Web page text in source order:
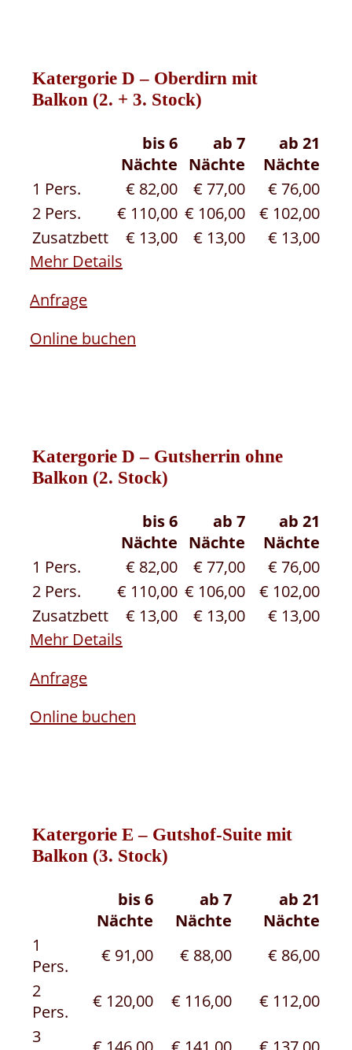
Katergorie D– Oberdirn mit
Balkon (2. + 3. Stock)
bis 6
Nächte
ab 7
Nächte
ab 21
Nächte
1 Pers.
€ 82,00 € 77,00
€ 76,00
2 Pers.
€ 110,00 € 106,00
€ 102,00
Zusatzbett
€ 13,00 € 13,00
€ 13,00
Mehr Details
Anfrage
Online buchen
Katergorie D – Gutsherrin ohne
Balkon (2. Stock)
bis 6
Nächte
ab 7
Nächte
ab 21
Nächte
1 Pers.
€ 82,00 € 77,00
€ 76,00
2 Pers.
€ 110,00 € 106,00
€ 102,00
Zusatzbett
€ 13,00 € 13,00
€ 13,00
Mehr Details
Anfrage
Online buchen
Katergorie E– Gutshof-Suite mit
Balkon (3. Stock)
bis 6
Nächte
ab 7
Nächte
ab 21
Nächte
1
Pers.
€ 91,00 € 88,00
€ 86,00
2
Pers.
€ 120,00 € 116,00
€ 112,00
3